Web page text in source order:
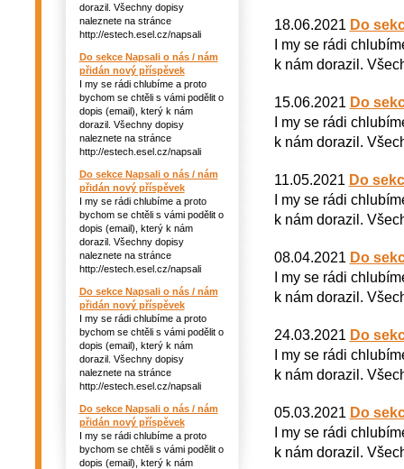
dorazil. Všechny dopisy
naleznete na stránce
http://estech.esel.cz/napsali
Do sekce Napsali o nás / nám
přidán nový příspěvek
I my se rádi chlubíme a proto
bychom se chtěli s vámi podělit o
dopis (email), který k nám
dorazil. Všechny dopisy
naleznete na stránce
http://estech.esel.cz/napsali
Do sekce Napsali o nás / nám
přidán nový příspěvek
I my se rádi chlubíme a proto
bychom se chtěli s vámi podělit o
dopis (email), který k nám
dorazil. Všechny dopisy
naleznete na stránce
http://estech.esel.cz/napsali
Do sekce Napsali o nás / nám
přidán nový příspěvek
I my se rádi chlubíme a proto
bychom se chtěli s vámi podělit o
dopis (email), který k nám
dorazil. Všechny dopisy
naleznete na stránce
http://estech.esel.cz/napsali
Do sekce Napsali o nás / nám
přidán nový příspěvek
I my se rádi chlubíme a proto
bychom se chtěli s vámi podělit o
dopis (email), který k nám
18.06.2021 Do
I my se rádi
k nám dorazil.
15.06.2021 Do
I my se rádi
k nám dorazil.
11.05.2021 Do
I my se rádi
k nám dorazil.
08.04.2021 Do
I my se rádi
k nám dorazil.
24.03.2021 Do
I my se rádi
k nám dorazil.
05.03.2021 Do
I my se rádi
k nám dorazil.